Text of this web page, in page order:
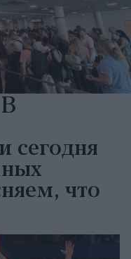
сегодня
что